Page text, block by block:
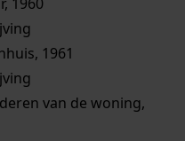
1961
van de woning,